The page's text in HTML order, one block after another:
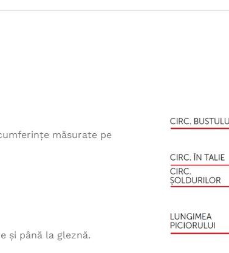
măsurate pe
și până la gleznă.